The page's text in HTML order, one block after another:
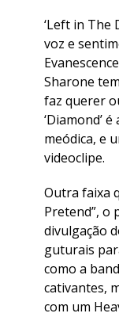
‘Left in The
voz e
Sharone
faz querer
‘Diamond’
meódica, e
videoclipe.
Outra faixa
Pretend”, o
divulgação
guturais
como a
cativantes,
com um